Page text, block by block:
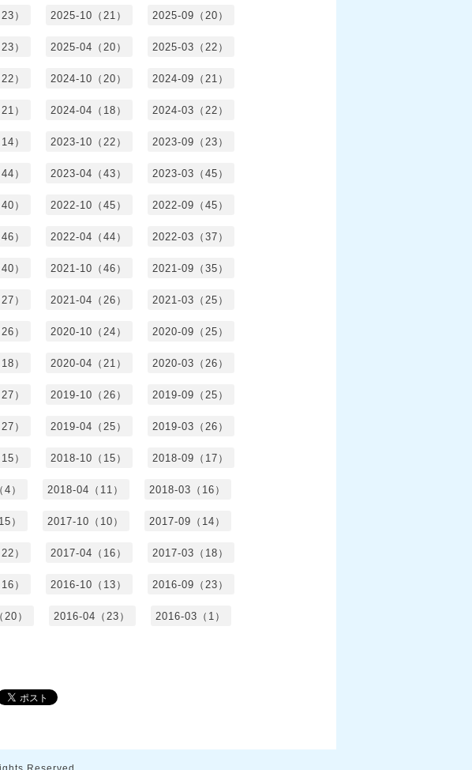
） 2025-10（21） 2025-09（20）
） 2025-04（20） 2025-03（22）
） 2024-10（20） 2024-09（21）
） 2024-04（18） 2024-03（22）
） 2023-10（22） 2023-09（23）
） 2023-04（43） 2023-03（45）
） 2022-10（45） 2022-09（45）
） 2022-04（44） 2022-03（37）
） 2021-10（46） 2021-09（35）
） 2021-04（26） 2021-03（25）
） 2020-10（24） 2020-09（25）
） 2020-04（21） 2020-03（26）
） 2019-10（26） 2019-09（25）
） 2019-04（25） 2019-03（26）
） 2018-10（15） 2018-09（17）
） 2018-04（11） 2018-03（16）
） 2017-10（10） 2017-09（14）
） 2017-04（16） 2017-03（18）
） 2016-10（13） 2016-09（23）
） 2016-04（23） 2016-03（1）